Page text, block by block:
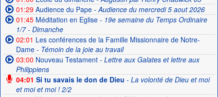
01:29Audience du Pape- Audience du mercredi 5 aout 2026
01:45Méditation en Eglise- 19e semaine du Temps Ordinaire
1/7 - Dimanche
02:01 Les conférences de la Famille Missionnaire de Notre-
Dame- Témoin de la joie au travail
03:00 Nouveau Testament- Lettre aux Galates et lettre aux
Philippiens
04:01 Si tu savais le don de Dieu - La volonté de Dieu et moi
et moi et moi ! 2/2